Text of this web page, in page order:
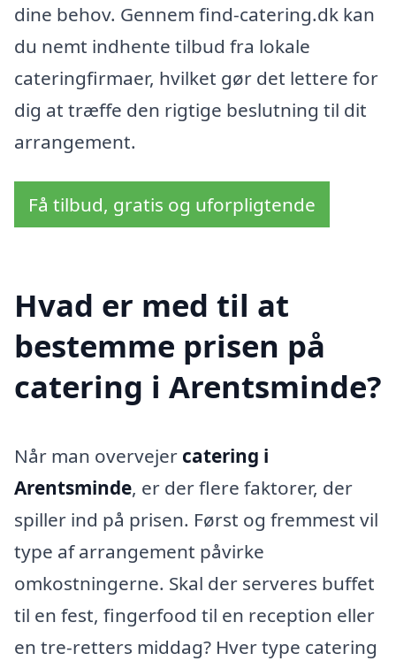
dine behov. Gennem find-catering.dk kan
du nemt indhente tilbud fra lokale
cateringfirmaer, hvilket gør det lettere for
dig at træffe den rigtige beslutning til dit
arrangement.
Få tilbud, gratis og uforpligtende
Hvad er med til at
bestemme prisen på
catering i Arentsminde?
Når man overvejer catering i
Arentsminde, er der flere faktorer, der
spiller ind på prisen. Først og fremmest vil
type af arrangement påvirke
omkostningerne. Skal der serveres buffet
til en fest, fingerfood til en reception eller
en tre-retters middag? Hver type catering